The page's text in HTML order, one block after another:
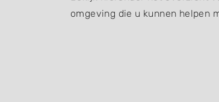
omgeving die u kunnen helpen